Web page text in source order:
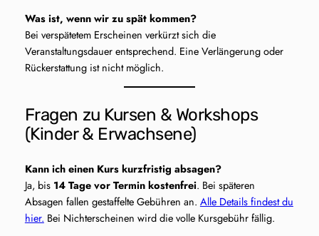
Was ist, wenn wir zu spät kommen?
Bei verspätetem Erscheinen verkürzt sich die
Veranstaltungsdauer entsprechend. Eine Verlängerung oder
Rückerstattung ist nicht möglich.
Fragen zu Kursen & Workshops
(Kinder & Erwachsene)
Kann ich einen Kurs kurzfristig absagen?
Ja, bis 14 Tage vor Termin kostenfrei. Bei späteren
Absagen fallen gestaffelte Gebühren an. Alle Details findest du
hier. Bei Nichterscheinen wird die volle Kursgebühr fällig.